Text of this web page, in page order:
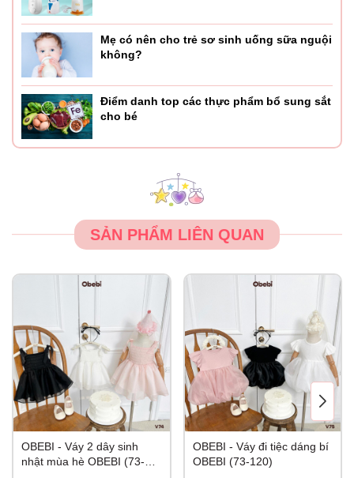
Mẹ có nên cho trẻ sơ sinh uống sữa nguội
không?
Điểm danh top các thực phẩm bổ sung sắt
cho bé
SẢN PHẨM LIÊN QUAN
OBEBI - Váy 2 dây sinh
nhật mùa hè OBEBI (73-
OBEBI - Váy đi tiệc dáng bí
OBEBI (73-120)